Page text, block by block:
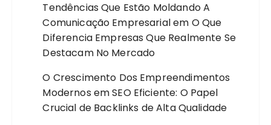
Tendências Que Estão Moldando A
Comunicação Empresarialem O Que
Diferencia Empresas Que Realmente Se
Destacam No Mercado
O Crescimento Dos Empreendimentos
Modernos emSEO Eficiente: O Papel
Crucial de Backlinks de Alta Qualidade